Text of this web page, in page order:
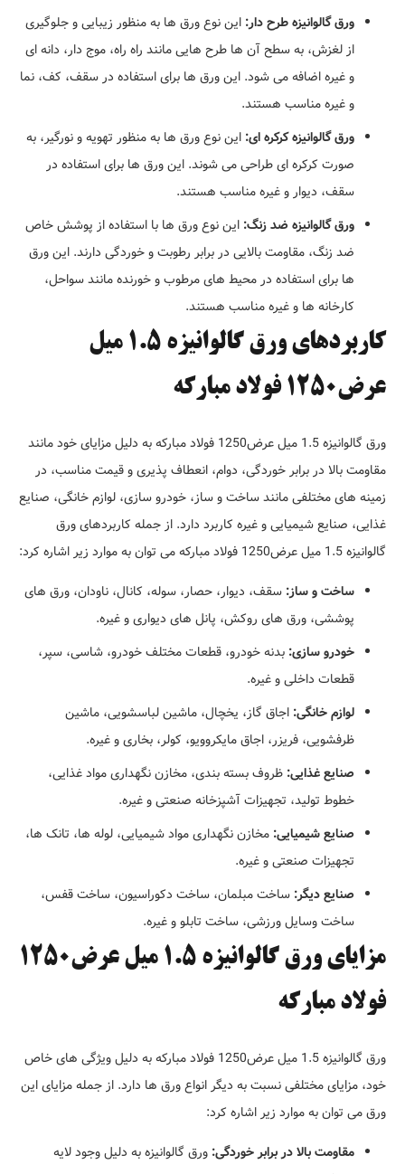
ورق گالوانیزه طرح دار: این نوع ورق ها به منظور زیبایی و جلوگیری
از لغزش، به سطح آن ها طرح هایی مانند راه راه، موج دار، دانه ای
و غیره اضافه می شود. این ورق ها برای استفاده در سقف، کف، نما
و غیره مناسب هستند.
ورق گالوانیزه کرکره ای: این نوع ورق ها به منظور تهویه و نورگیر، به
صورت کرکره ای طراحی می شوند. این ورق ها برای استفاده در
سقف، دیوار و غیره مناسب هستند.
ورق گالوانیزه ضد زنگ: این نوع ورق ها با استفاده از پوشش خاص
ضد زنگ، مقاومت بالایی در برابر رطوبت و خوردگی دارند. این ورق
ها برای استفاده در محیط های مرطوب و خورنده مانند سواحل،
کارخانه ها و غیره مناسب هستند.
کاربردهای ورق گالوانیزه 1.5 میل
عرض1250 فولاد مبارکه
ورق گالوانیزه 1.5 میل عرض1250 فولاد مبارکه به دلیل مزایای خود مانند
مقاومت بالا در برابر خوردگی، دوام، انعطاف پذیری و قیمت مناسب، در
زمینه های مختلفی مانند ساخت و ساز، خودرو سازی، لوازم خانگی، صنایع
غذایی، صنایع شیمیایی و غیره کاربرد دارد. از جمله کاربردهای ورق
گالوانیزه 1.5 میل عرض1250 فولاد مبارکه می توان به موارد زیر اشاره کرد:
ساخت و ساز: سقف، دیوار، حصار، سوله، کانال، ناودان، ورق های
پوششی، ورق های روکش، پانل های دیواری و غیره.
خودرو سازی: بدنه خودرو، قطعات مختلف خودرو، شاسی، سپر،
قطعات داخلی و غیره.
لوازم خانگی: اجاق گاز، یخچال، ماشین لباسشویی، ماشین
ظرفشویی، فریزر، اجاق مایکروویو، کولر، بخاری و غیره.
صنایع غذایی: ظروف بسته بندی، مخازن نگهداری مواد غذایی،
خطوط تولید، تجهیزات آشپزخانه صنعتی و غیره.
صنایع شیمیایی: مخازن نگهداری مواد شیمیایی، لوله ها، تانک ها،
تجهیزات صنعتی و غیره.
صنایع دیگر: ساخت مبلمان، ساخت دکوراسیون، ساخت قفس،
ساخت وسایل ورزشی، ساخت تابلو و غیره.
مزایای ورق گالوانیزه 1.5 میل عرض1250
فولاد مبارکه
ورق گالوانیزه 1.5 میل عرض1250 فولاد مبارکه به دلیل ویژگی های خاص
خود، مزایای مختلفی نسبت به دیگر انواع ورق ها دارد. از جمله مزایای این
ورق می توان به موارد زیر اشاره کرد:
مقاومت بالا در برابر خوردگی: ورق گالوانیزه به دلیل وجود لایه